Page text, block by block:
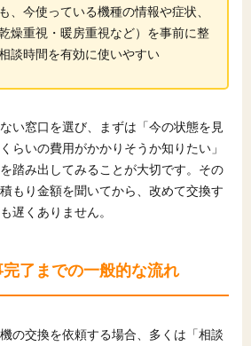
、今使っている機種の情報や症状、
燥重視 ・暖房重視など）を事前に整
談時間を有効に使いやすい
い窓口を選び、まずは「今の状態を見
らいの費用がかかりそうか知りたい」
踏み出してみることが大切です。その
もり金額を聞いてから、改めて交換す
遅くありません。
了までの一般的な流れ
の交換を依頼する場合、多くは「相談